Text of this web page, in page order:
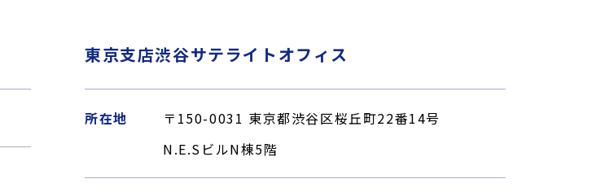
東京支店渋谷サテライトオフィス
所在地
〒150-0031 東京都渋谷区桜丘町22番14号
N.E.SビルN棟5階